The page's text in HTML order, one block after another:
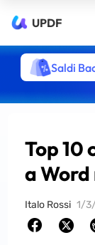
UPDF
Saldi
Top 10
a
Italo Rossi 1/